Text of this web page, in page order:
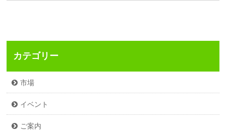
カテゴリー
市場
イベント
ご案内